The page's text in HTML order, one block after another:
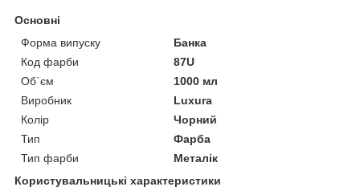
Основні
Форма випуску
Банка
Код фарби
87U
Об`єм
1000 мл
Виробник
Luxura
Колір
Чорний
Тип
Фарба
Тип фарби
Металік
Користувальницькі характеристики